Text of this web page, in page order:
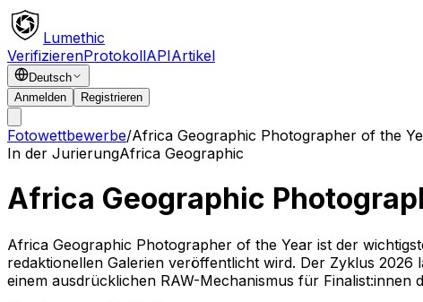
Lumethic
VerifizierenProtokollAPIArtikel
Deutsch
Anmelden
Registrieren
Fotowettbewerbe/Africa Geographic Photographer of the
In der JurierungAfrica Geographic
Africa Geographic
Africa Geographic Photographer of the Year ist der
redaktionellen Galerien veröffentlicht wird. Der Zyklus
einem ausdrücklichen RAW-Mechanismus für